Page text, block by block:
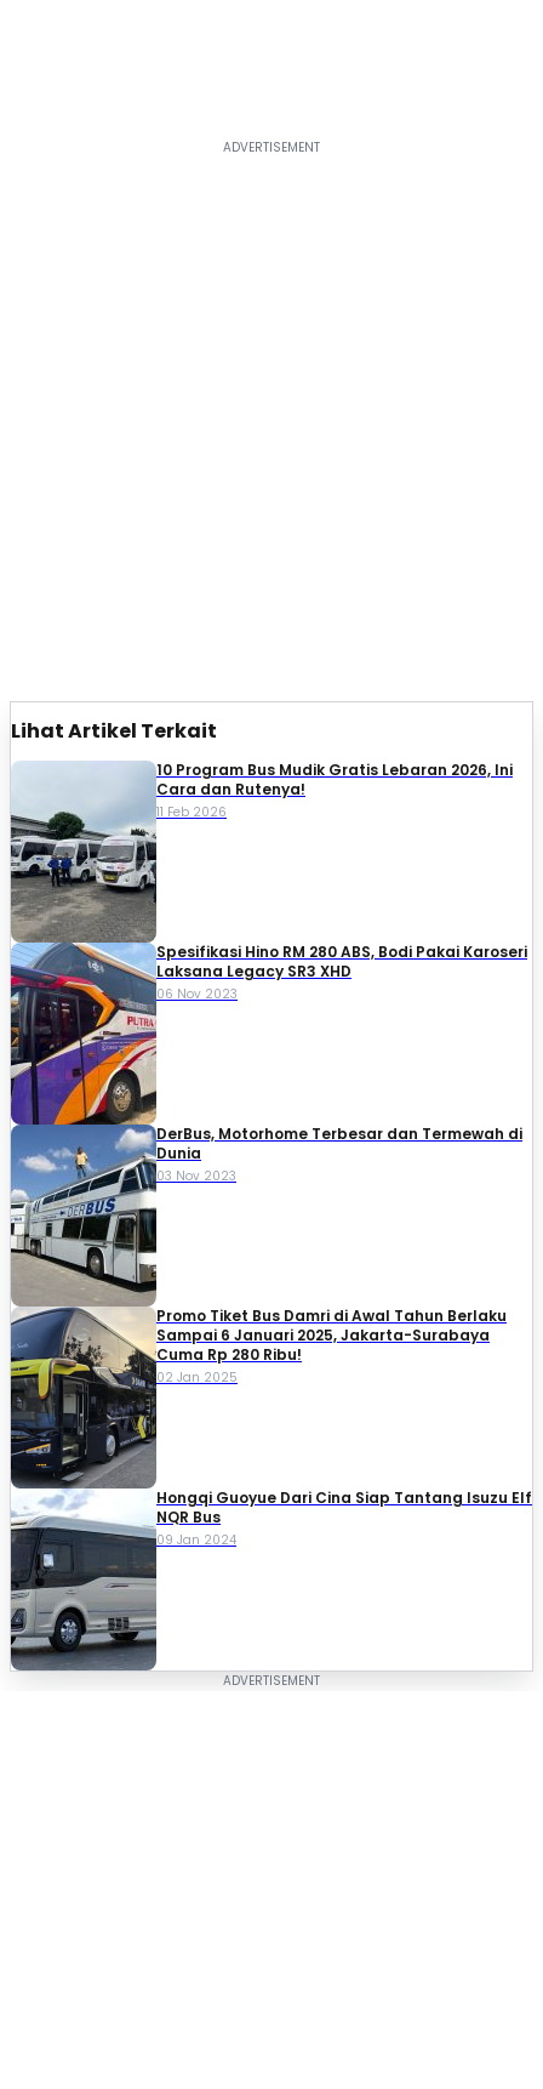
Lihat Artikel Terkait
10 Program Bus Mudik Gratis Lebaran 2026, Ini
Cara dan Rutenya!
11 Feb 2026
Spesifikasi Hino RM 280 ABS, Bodi Pakai Karoseri
Laksana Legacy SR3 XHD
06 Nov 2023
DerBus, Motorhome Terbesar dan Termewah di
Dunia
03 Nov 2023
Promo Tiket Bus Damri di Awal Tahun Berlaku
Sampai 6 Januari 2025, Jakarta-Surabaya
Cuma Rp 280 Ribu!
02 Jan 2025
Hongqi Guoyue Dari Cina Siap Tantang Isuzu Elf
NQR Bus
09 Jan 2024